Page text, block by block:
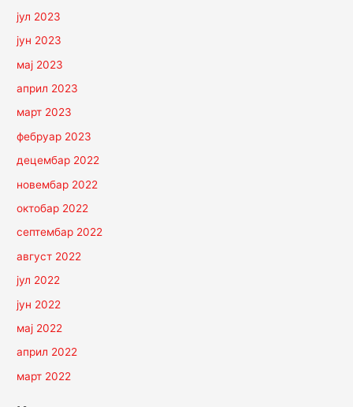
јул 2023
јун 2023
мај 2023
април 2023
март 2023
фебруар 2023
децембар 2022
новембар 2022
октобар 2022
септембар 2022
август 2022
јул 2022
јун 2022
мај 2022
април 2022
март 2022